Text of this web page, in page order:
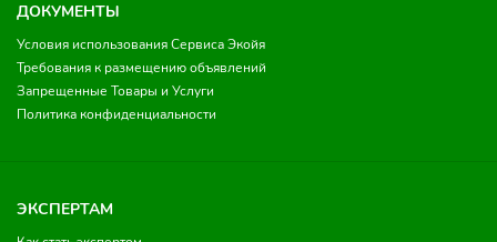
ДОКУМЕНТЫ
Условия использования Сервиса Экойя
Требования к размещению объявлений
Запрещенные Товары и Услуги
Политика конфиденциальности
ЭКСПЕРТАМ